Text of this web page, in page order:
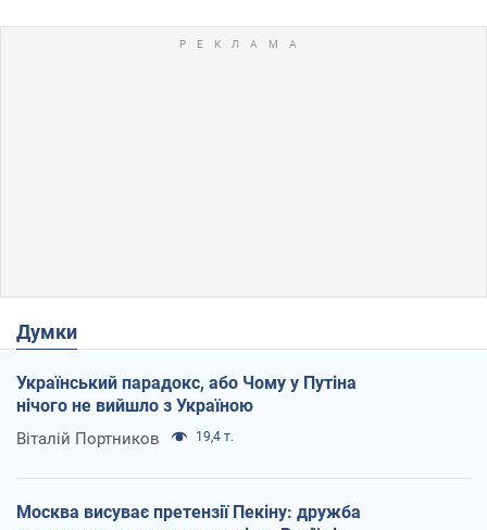
Думки
Український парадокс, або Чому у Путіна
нічого не вийшло з Україною
Віталій Портников 19,4 т.
Москва висуває претензії Пекіну: дружба